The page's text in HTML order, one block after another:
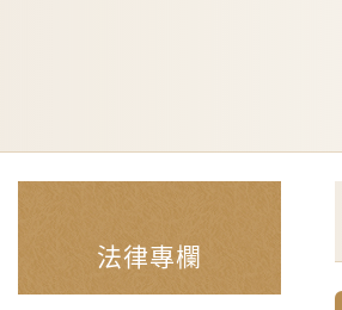
法律專欄